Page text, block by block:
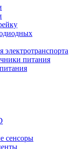
электротранспорта
питания
сенсоры